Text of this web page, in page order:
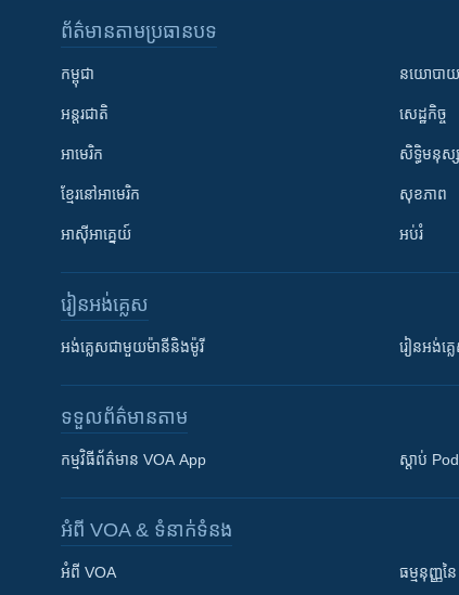
ព័ត៌មាន​តាមប្រធានបទ​
កម្ពុជា
អន្តរជាតិ
អាមេរិក
ខ្មែរ​នៅអាមេរិក
អាស៊ីអាគ្នេយ៍
នយោបាយ
សេដ្ឋកិច្ច
សិទ្ធិមនុស្ស
សុខភាព
អប់រំ
រៀន​​អង់គ្លេស
អង់គ្លេស​ជាមួយ​ម៉ានី​និង​ម៉ូរី រៀន​​​​​​អង់គ្
ទទួល​ព័ត៌មាន​តាម
កម្មវិធី​ព័ត៌មាន VOA App ស្តាប់
អំពី​ VOA & ទំនាក់ទំនង
អំពី​ VOA ធម្មនុញ្ញ​ន